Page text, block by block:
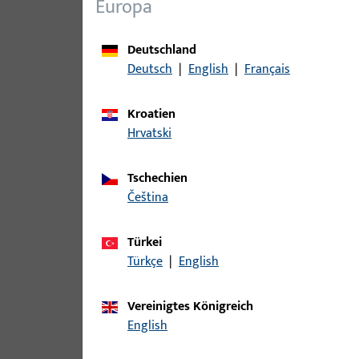
Varianten
Zu diesem Produkt gibt es folgende Varianten:
Artikel
S2800048 | Winkelschließblech |
S2820069 | U-Profilschließblech |
Europa
Deutschland
Deutsch | English | Français
Kroatien
Hrvatski
Tschechien
čeština
Türkei
Türkçe | English
Vereinigtes Königreich
English